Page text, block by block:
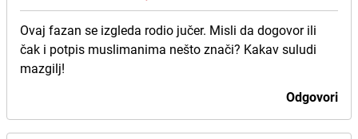
Ovaj fazan se izgleda rodio jučer. Misli da dogovor ili
čak i potpis muslimanima nešto znači? Kakav suludi
mazgilj!
Odgovori